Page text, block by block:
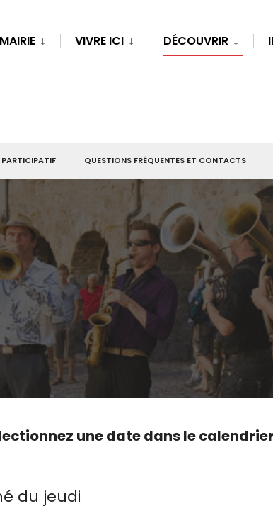
VIVRE ICI DÉCOUVRIR
QUESTIONS FRÉQUENTES ET CONTACTS
une date dans le
du jeudi